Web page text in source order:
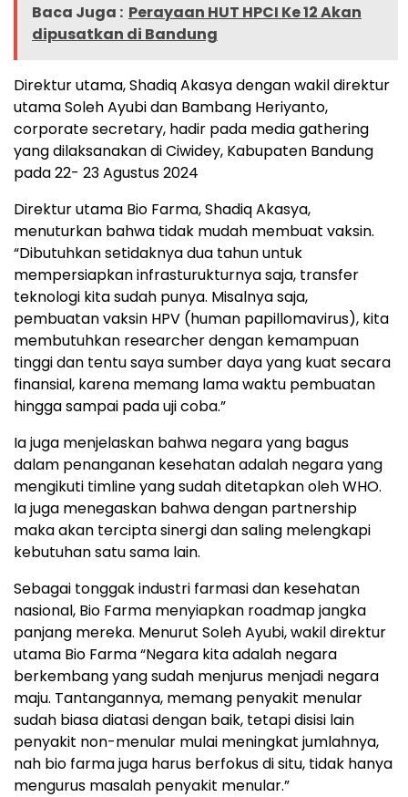
Baca Juga : Perayaan HUT HPCI Ke 12 Akan
dipusatkan di Bandung
Direktur utama, Shadiq Akasya dengan wakil direktur
utama Soleh Ayubi dan Bambang Heriyanto,
corporate secretary, hadir pada media gathering
yang dilaksanakan di Ciwidey, Kabupaten Bandung
pada 22- 23 Agustus 2024
Direktur utama Bio Farma, Shadiq Akasya,
menuturkan bahwa tidak mudah membuat vaksin.
“Dibutuhkan setidaknya dua tahun untuk
mempersiapkan infrasturukturnya saja, transfer
teknologi kita sudah punya. Misalnya saja,
pembuatan vaksin HPV (human papillomavirus), kita
membutuhkan researcher dengan kemampuan
tinggi dan tentu saya sumber daya yang kuat secara
finansial, karena memang lama waktu pembuatan
hingga sampai pada uji coba.”
Ia juga menjelaskan bahwa negara yang bagus
dalam penanganan kesehatan adalah negara yang
mengikuti timline yang sudah ditetapkan oleh WHO.
Ia juga menegaskan bahwa dengan partnership
maka akan tercipta sinergi dan saling melengkapi
kebutuhan satu sama lain.
Sebagai tonggak industri farmasi dan kesehatan
nasional, Bio Farma menyiapkan roadmap jangka
panjang mereka. Menurut Soleh Ayubi, wakil direktur
utama Bio Farma “Negara kita adalah negara
berkembang yang sudah menjurus menjadi negara
maju. Tantangannya, memang penyakit menular
sudah biasa diatasi dengan baik, tetapi disisi lain
penyakit non-menular mulai meningkat jumlahnya,
nah bio farma juga harus berfokus di situ, tidak hanya
mengurus masalah penyakit menular.”